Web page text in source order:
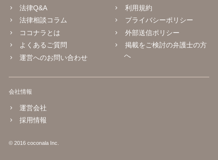
法律Q&A
法律相談コラム
ココナラとは
よくあるご質問
運営へのお問い合わせ
利用規約
プライバシーポリシー
外部送信ポリシー
掲載をご検討の弁護士の方
へ
会社情報
運営会社
採用情報
© 2016 coconala Inc.